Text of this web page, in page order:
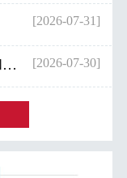
[2026-07-31]
复合膜为什么会出现小疤点和波浪纹... [2026-07-30]